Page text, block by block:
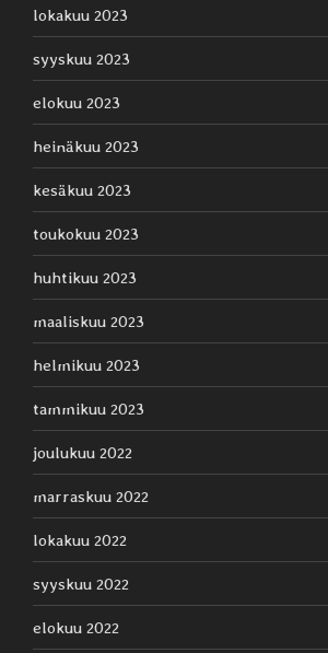
lokakuu 2023
syyskuu 2023
elokuu 2023
heinäkuu 2023
kesäkuu 2023
toukokuu 2023
huhtikuu 2023
maaliskuu 2023
helmikuu 2023
tammikuu 2023
joulukuu 2022
marraskuu 2022
lokakuu 2022
syyskuu 2022
elokuu 2022